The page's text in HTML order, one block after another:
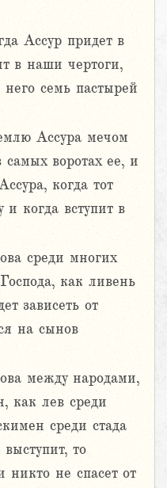
Ассур придет в
в наши чертоги,
семь пастырей
Ассура мечом
воротах ее, и
когда тот
когда вступит в
среди многих
как ливень
зависеть от
на сынов
между народами,
как лев среди
среди стада
то
никто не спасет от